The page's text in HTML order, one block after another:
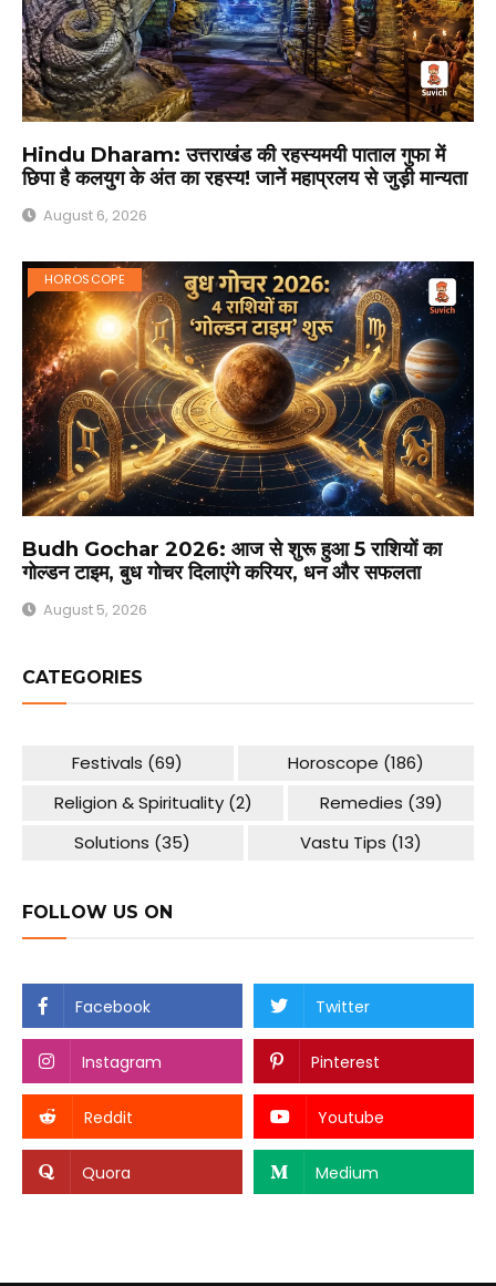
Hindu Dharam: उत्तराखंड की रहस्यमयी पाताल गुफा में
छिपा है कलयुग के अंत का रहस्य! जानें महाप्रलय से जुड़ी मान्यता
August 6, 2026
HOROSCOPE
Budh Gochar 2026: आज से शुरू हुआ 5 राशियों का
गोल्डन टाइम, बुध गोचर दिलाएंगे करियर, धन और सफलता
August 5, 2026
CATEGORIES
Festivals (69) Horoscope (186)
Religion & Spirituality(2) Remedies (39)
Solutions (35) Vastu Tips (13)
FOLLOW US ON
Facebook Twitter
Instagram Pinterest
Reddit Youtube
Quora Medium